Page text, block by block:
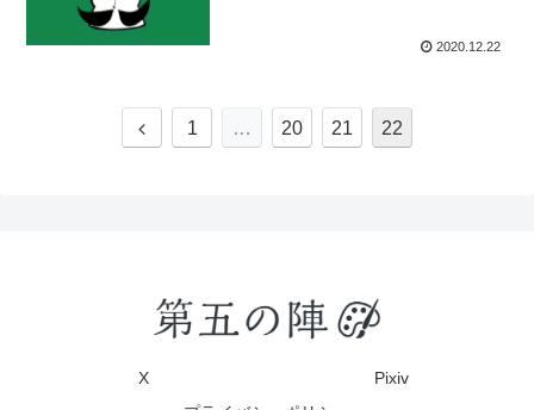
2020.12.22
1 … 20 21 22
X
Pixiv